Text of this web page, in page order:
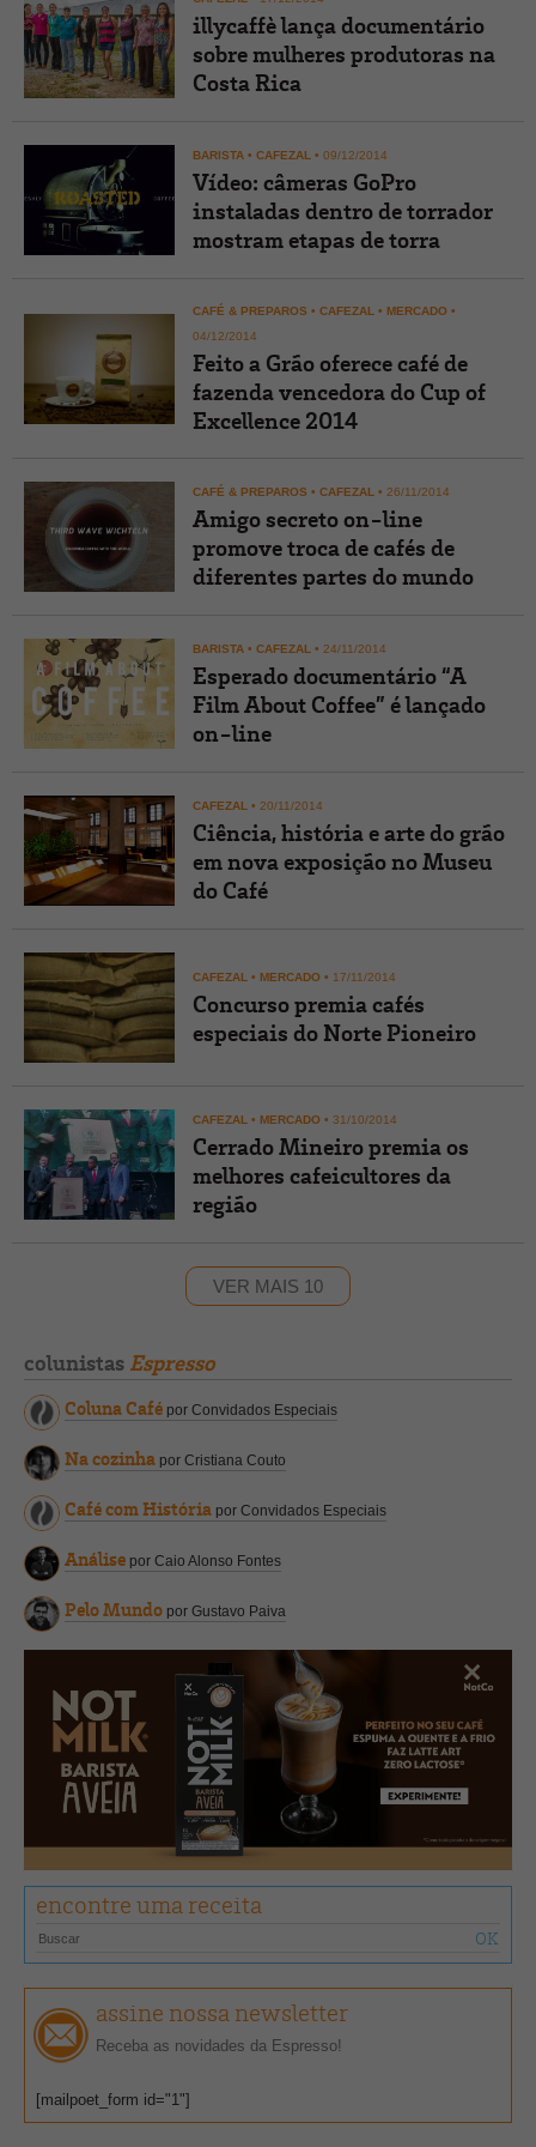
illycaffè lança documentário
sobre mulheres produtoras na
Costa Rica
BARISTA • CAFEZAL • 09/12/2014
Vídeo: câmeras GoPro
instaladas dentro de torrador
mostram etapas de torra
CAFÉ & PREPAROS • CAFEZAL • MERCADO •
04/12/2014
Feito a Grão oferece café de
fazenda vencedora do Cup of
Excellence 2014
CAFÉ & PREPAROS • CAFEZAL • 26/11/2014
Amigo secreto on-line
promove troca de cafés de
diferentes partes do mundo
BARISTA • CAFEZAL • 24/11/2014
Esperado documentário “A
Film About Coffee” é lançado
on-line
CAFEZAL • 20/11/2014
Ciência, história e arte do grão
em nova exposição no Museu
do Café
CAFEZAL • MERCADO • 17/11/2014
Concurso premia cafés
especiais do Norte Pioneiro
CAFEZAL • MERCADO • 31/10/2014
Cerrado Mineiro premia os
melhores cafeicultores da
região
VER MAIS 10
colunistas Espresso
Coluna Café por Convidados Especiais
Na cozinha por Cristiana Couto
Café com História por Convidados Especiais
Análise por Caio Alonso Fontes
Pelo Mundo por Gustavo Paiva
encontre uma receita
assine nossa newsletter
Receba as novidades da Espresso!
[mailpoet_form id="1"]